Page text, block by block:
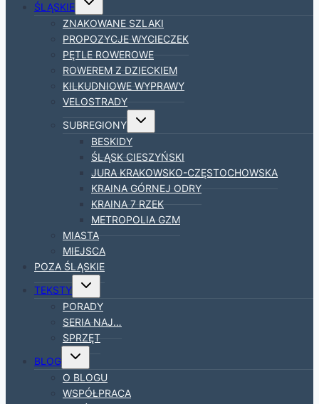
ŚLĄSKIE
podrzędne
ZNAKOWANE SZLAKI
PROPOZYCJE WYCIECZEK
PĘTLE ROWEROWE
ROWEREM Z DZIECKIEM
KILKUDNIOWE WYPRAWY
VELOSTRADY
SUBREGIONY
Przełącz
podrzędne
BESKIDY
ŚLĄSK CIESZYŃSKI
JURA KRAKOWSKO-CZĘSTOCHOWSKA
KRAINA GÓRNEJ ODRY
KRAINA 7 RZEK
METROPOLIA GZM
MIASTA
MIEJSCA
POZA ŚLĄSKIE
TEKSTY
Przełącz
podrzędne
PORADY
SERIA NAJ…
SPRZĘT
BLOG
Przełącz
podrzędne
O BLOGU
WSPÓŁPRACA